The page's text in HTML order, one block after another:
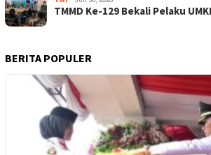
TMMD Ke-129 Bekali Pelaku
BERITA POPULER